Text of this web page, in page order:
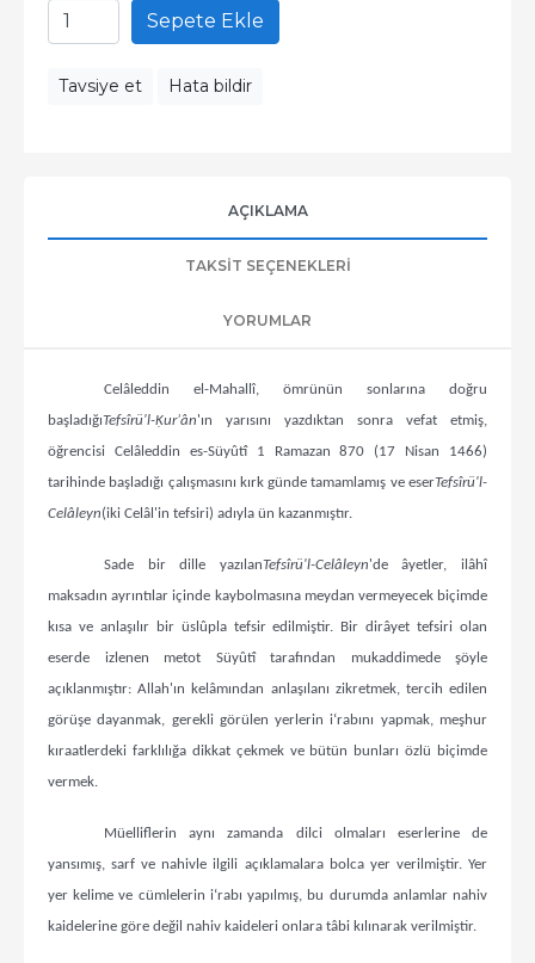
Sepete Ekle
Tavsiye et Hata bildir
AÇIKLAMA
TAKSIT SEÇENEKLERI
YORUMLAR
Celâleddin el-Mahallî, ömrünün sonlarına doğru
başladığıTefsîrü'l-Ḳurʾân'ın yarısını yazdıktan sonra vefat etmiş,
öğrencisi Celâleddin es-Süyûtî 1 Ramazan 870 (17 Nisan 1466)
tarihinde başladığı çalışmasını kırk günde tamamlamış ve eserTefsîrü'l-
Celâleyn(iki Celâl'in tefsiri) adıyla ün kazanmıştır.
Sade bir dille yazılanTefsîrü'l-Celâleyn'de âyetler, ilâhî
maksadın ayrıntılar içinde kaybolmasına meydan vermeyecek biçimde
kısa ve anlaşılır bir üslûpla tefsir edilmiştir. Bir dirâyet tefsiri olan
eserde izlenen metot Süyûtî tarafından mukaddimede şöyle
açıklanmıştır: Allah'ın kelâmından anlaşılanı zikretmek, tercih edilen
görüşe dayanmak, gerekli görülen yerlerin i‘rabını yapmak, meşhur
kıraatlerdeki farklılığa dikkat çekmek ve bütün bunları özlü biçimde
vermek.
Müelliflerin aynı zamanda dilci olmaları eserlerine de
yansımış, sarf ve nahivle ilgili açıklamalara bolca yer verilmiştir. Yer
yer kelime ve cümlelerin i‘rabı yapılmış, bu durumda anlamlar nahiv
kaidelerine göre değil nahiv kaideleri onlara tâbi kılınarak verilmiştir.